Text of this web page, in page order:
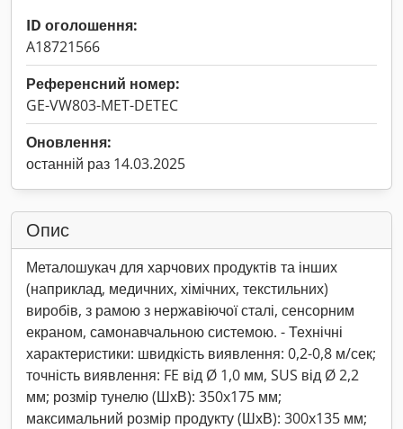
ID оголошення:
A18721566
Референсний номер:
GE-VW803-MET-DETEC
Оновлення:
останній раз 14.03.2025
Опис
Металошукач для харчових продуктів та інших
(наприклад, медичних, хімічних, текстильних)
виробів, з рамою з нержавіючої сталі, сенсорним
екраном, самонавчальною системою. - Технічні
характеристики: швидкість виявлення: 0,2-0,8 м/сек;
точність виявлення: FE від Ø 1,0 мм, SUS від Ø 2,2
мм; розмір тунелю (ШхВ): 350x175 мм;
максимальний розмір продукту (ШхВ): 300x135 мм;